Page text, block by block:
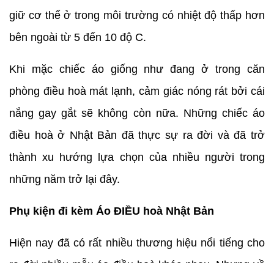
giữ cơ thể ở trong môi trường có nhiệt độ thấp hơn
bên ngoài từ 5 đến 10 độ C.
Khi mặc chiếc áo giống như đang ở trong căn
phòng điều hoà mát lạnh, cảm giác nóng rát bởi cái
nắng gay gắt sẽ không còn nữa. Những chiếc áo
điều hoà ở Nhật Bản đã thực sự ra đời và đã trở
thành xu hướng lựa chọn của nhiều người trong
những năm trở lại đây.
Phụ kiện đi kèm Áo ĐIỀU hoà Nhật Bản
Hiện nay đã có rất nhiều thương hiệu nổi tiếng cho